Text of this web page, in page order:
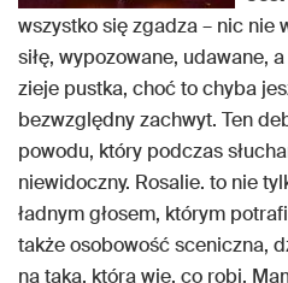
wszystko się zgadza – nic nie
siłę, wypozowane, udawane,
zieje pustka, choć to chyba
bezwzględny zachwyt. Ten
powodu, który podczas
niewidoczny. Rosalie. to nie
ładnym głosem, którym
także osobowość sceniczna,
na taką, która wie, co robi.